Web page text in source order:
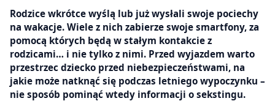
Rodzice wkrótce wyślą lub już wysłali swoje pociechy
na wakacje. Wiele z nich zabierze swoje smartfony, za
pomocą których będą w stałym kontakcie z
rodzicami… i nie tylko z nimi. Przed wyjazdem warto
przestrzec dziecko przed niebezpieczeństwami, na
jakie może natknąć się podczas letniego wypoczynku –
nie sposób pominąć wtedy informacji o sekstingu.